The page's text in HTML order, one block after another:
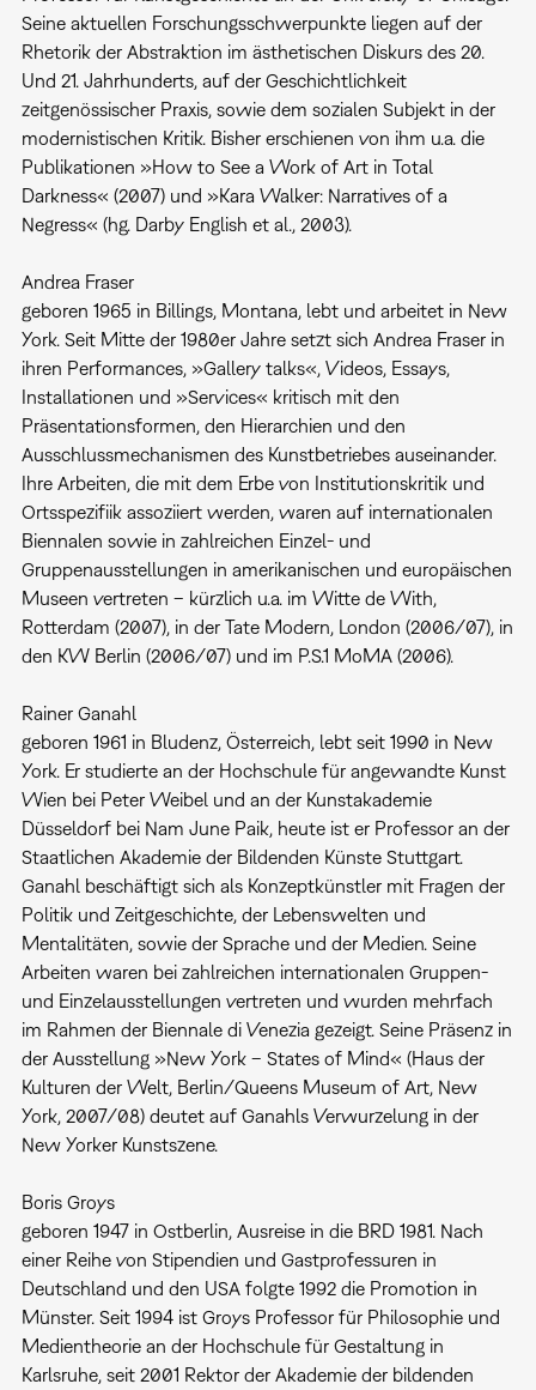
Seine aktuellen Forschungsschwerpunkte liegen auf der
Rhetorik der Abstraktion im ästhetischen Diskurs des 20.
Und 21. Jahrhunderts, auf der Geschichtlichkeit
zeitgenössischer Praxis, sowie dem sozialen Subjekt in der
modernistischen Kritik. Bisher erschienen von ihm u.a. die
Publikationen »How to See a Work of Art in Total
Darkness« (2007) und »Kara Walker: Narratives of a
Negress« (hg. Darby English et al., 2003).
Andrea Fraser
geboren 1965 in Billings, Montana, lebt und arbeitet in New
York. Seit Mitte der 1980er Jahre setzt sich Andrea Fraser in
ihren Performances, »Gallery talks«, Videos, Essays,
Installationen und »Services« kritisch mit den
Präsentationsformen, den Hierarchien und den
Ausschlussmechanismen des Kunstbetriebes auseinander.
Ihre Arbeiten, die mit dem Erbe von Institutionskritik und
Ortsspezifiik assoziiert werden, waren auf internationalen
Biennalen sowie in zahlreichen Einzel- und
Gruppenausstellungen in amerikanischen und europäischen
Museen vertreten – kürzlich u.a. im Witte de With,
Rotterdam (2007), in der Tate Modern, London (2006/07), in
den KW Berlin (2006/07) und im P.S.1 MoMA (2006).
Rainer Ganahl
geboren 1961 in Bludenz, Österreich, lebt seit 1990 in New
York. Er studierte an der Hochschule für angewandte Kunst
Wien bei Peter Weibel und an der Kunstakademie
Düsseldorf bei Nam June Paik, heute ist er Professor an der
Staatlichen Akademie der Bildenden Künste Stuttgart.
Ganahl beschäftigt sich als Konzeptkünstler mit Fragen der
Politik und Zeitgeschichte, der Lebenswelten und
Mentalitäten, sowie der Sprache und der Medien. Seine
Arbeiten waren bei zahlreichen internationalen Gruppen-
und Einzelausstellungen vertreten und wurden mehrfach
im Rahmen der Biennale di Venezia gezeigt. Seine Präsenz in
der Ausstellung »New York – States of Mind« (Haus der
Kulturen der Welt, Berlin/Queens Museum of Art, New
York, 2007/08) deutet auf Ganahls Verwurzelung in der
New Yorker Kunstszene.
Boris Groys
geboren 1947 in Ostberlin, Ausreise in die BRD 1981. Nach
einer Reihe von Stipendien und Gastprofessuren in
Deutschland und den USA folgte 1992 die Promotion in
Münster. Seit 1994 ist Groys Professor für Philosophie und
Medientheorie an der Hochschule für Gestaltung in
Karlsruhe, seit 2001 Rektor der Akademie der bildenden